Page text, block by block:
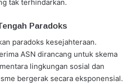
tak terhindarkan.
Paradoks
paradoks kesejahteraan.
ASN dirancang untuk skema
lingkungan sosial dan
bergerak secara eksponensial.